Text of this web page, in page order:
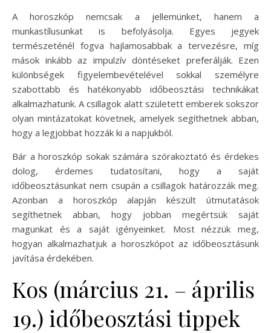
A horoszkóp nemcsak a jellemünket, hanem a
munkastílusunkat is befolyásolja. Egyes jegyek
természeténél fogva hajlamosabbak a tervezésre, míg
mások inkább az impulzív döntéseket preferálják. Ezen
különbségek figyelembevételével sokkal személyre
szabottabb és hatékonyabb időbeosztási technikákat
alkalmazhatunk. A csillagok alatt született emberek sokszor
olyan mintázatokat követnek, amelyek segíthetnek abban,
hogy a legjobbat hozzák ki a napjukból.
Bár a horoszkóp sokak számára szórakoztató és érdekes
dolog, érdemes tudatosítani, hogy a saját
időbeosztásunkat nem csupán a csillagok határozzák meg.
Azonban a horoszkóp alapján készült útmutatások
segíthetnek abban, hogy jobban megértsük saját
magunkat és a saját igényeinket. Most nézzük meg,
hogyan alkalmazhatjuk a horoszkópot az időbeosztásunk
javítása érdekében.
Kos (március 21. – április
19.) időbeosztási tippek